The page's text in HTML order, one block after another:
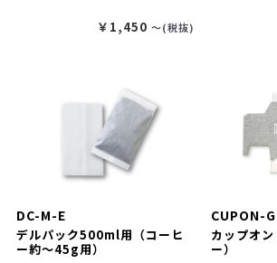
￥1,450 〜(税抜)
DC-M-E
デルパック500ml用（コーヒ
ー約～45g用）
CUPON-
カップオ
ー）